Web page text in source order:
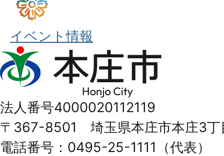
イベント情報
本
庄
Honjo
City
法人番号4000020112119
〒367-8501 埼玉県本庄市本庄3丁
電話番号：0495-25-1111（代表）